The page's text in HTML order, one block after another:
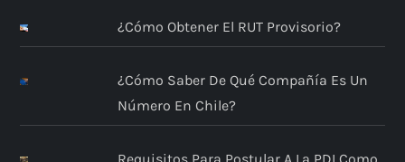
¿Cómo Obtener El RUT Provisorio?
¿Cómo Saber De Qué Compañía Es Un
Número En Chile?